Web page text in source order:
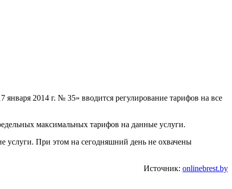
2014 г. № 35» вводится регулирование тарифов на все
максимальных тарифов на данные услуги.
услуги. При этом на сегодняшний день не охвачены
Источник: onlinebrest.by